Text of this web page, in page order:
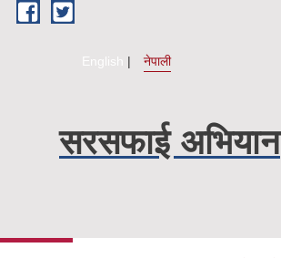
Skip to main content
English नेपाली
सरसफाई अभियान